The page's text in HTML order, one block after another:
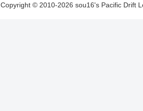
Copyright © 2010-2026 sou16's Pacific Drift